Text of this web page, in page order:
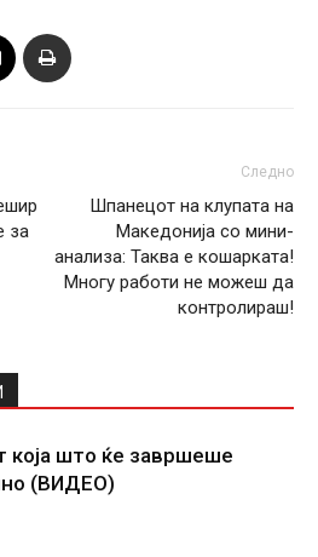
за
Следно
Шпанецот на клупата на
Македонија со мини-
анализа: Таква е кошарката!
Многу работи не можеш да
контролираш!
која што ќе завршеше
(ВИДЕО)